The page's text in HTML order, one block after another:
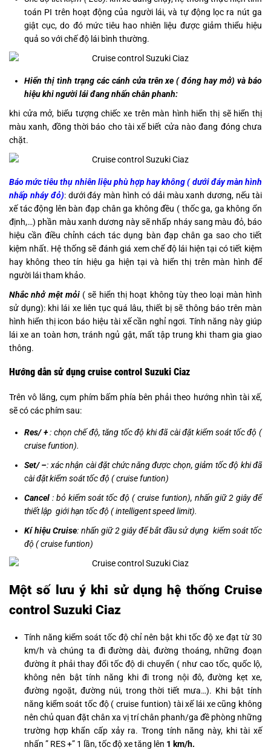
toán PI trên hoạt động của người lái, và tự động lọc ra nút ga
giật cục, do đó mức tiêu hao nhiên liệu được giảm thiểu hiệu
quả so với chế độ lái bình thường.
Hiển thị tình trạng các cánh cửa trên xe ( đóng hay mở) và báo
hiệu khi người lái đang nhấn chân phanh:
khi cửa mở, biểu tượng chiếc xe trên màn hình hiển thị sẽ hiển thị
màu xanh, đồng thời báo cho tài xế biết cửa nào đang đóng chưa
chặt.
Báo mức tiêu thụ nhiên liệu phù hợp hay không ( dưới đáy màn hình
nhấp nháy đỏ): dưới đáy màn hình có dải màu xanh dương, nếu tài
xế tác động lên bàn đạp chân ga không đều ( thốc ga, ga không ổn
định,…) phần màu xanh dương này sẽ nhấp nháy sang màu đỏ, báo
hiệu cần điều chỉnh cách tác dụng bàn đạp chân ga sao cho tiết
kiệm nhất. Hệ thống sẽ đánh giá xem chế độ lái hiện tại có tiết kiệm
hay không theo tín hiệu ga hiện tại và hiển thị trên màn hình để
người lái tham khảo.
Nhắc nhở mệt mỏi( sẽ hiển thị hoạt không tùy theo loại màn hình
sử dụng): khi lái xe liên tục quá lâu, thiết bị sẽ thông báo trên màn
hình hiển thị icon báo hiệu tài xế cần nghỉ ngơi. Tính năng này giúp
lái xe an toàn hơn, tránh ngủ gật, mất tập trung khi tham gia giao
thông.
Hướng dẫn sử dụng cruise control Suzuki Ciaz
Trên vô lăng, cụm phím bấm phía bên phải theo hướng nhìn tài xế,
sẽ có các phím sau:
Res/ +: chọn chế độ, tăng tốc độ khi đã cài đặt kiểm soát tốc độ (
cruise funtion).
Set/ –: xác nhận cài đặt chức năng được chọn, giảm tốc độ khi đã
cài đặt kiểm soát tốc độ ( cruise funtion)
Cancel : bỏ kiểm soát tốc độ ( cruise funtion), nhấn giữ 2 giây để
thiết lập giới hạn tốc độ ( intelligent speed limit).
Kí hiệu Cruise: nhấn giữ 2 giây để bắt đầu sử dụng kiểm soát tốc
độ ( cruise funtion)
Một số lưu ý khi sử dụng hệ thống Cruise
control Suzuki Ciaz
Tính năng kiểm soát tốc độ chỉ nên bật khi tốc độ xe đạt từ 30
km/h và chúng ta đi đường dài, đường thoáng, những đoạn
đường ít phải thay đổi tốc độ di chuyển ( như cao tốc, quốc lộ,
không nên bật tính năng khi đi trong nội đô, đường kẹt xe,
đường ngoặt, đường núi, trong thời tiết mưa…). Khi bật tính
năng kiểm soát tốc độ ( cruise funtion) tài xế lái xe cũng không
nên chủ quan đặt chân xa vị trí chân phanh/ga đề phòng những
trường hợp khẩn cấp xảy ra. Trong tính năng này, khi tài xế
nhấn ” RES +” 1 lần, tốc độ xe tăng lên 1 km/h.